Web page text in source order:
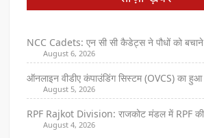
NCC Cadets: एन सी सी कैडेट्स ने पौधों को
August 6, 2026
ऑनलाइन वीडीए कंपाउंडिंग सिस्टम (OVCS) का हुआ
August 5, 2026
RPF Rajkot Division: राजकोट मंडल में RPF
August 4, 2026